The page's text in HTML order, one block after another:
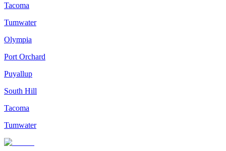
Tacoma
Tumwater
Olympia
Port Orchard
Puyallup
South Hill
Tacoma
Tumwater